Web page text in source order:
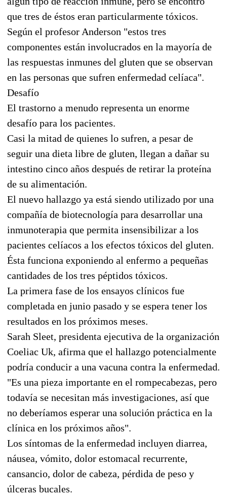
que tres de éstos eran particularmente tóxicos.
Según el profesor Anderson "estos tres
componentes están involucrados en la mayoría de
las respuestas inmunes del gluten que se observan
en las personas que sufren enfermedad celíaca".
Desafío
El trastorno a menudo representa un enorme
desafío para los pacientes.
Casi la mitad de quienes lo sufren, a pesar de
seguir una dieta libre de gluten, llegan a dañar su
intestino cinco años después de retirar la proteína
de su alimentación.
El nuevo hallazgo ya está siendo utilizado por una
compañía de biotecnología para desarrollar una
inmunoterapia que permita insensibilizar a los
pacientes celíacos a los efectos tóxicos del gluten.
Ésta funciona exponiendo al enfermo a pequeñas
cantidades de los tres péptidos tóxicos.
La primera fase de los ensayos clínicos fue
completada en junio pasado y se espera tener los
resultados en los próximos meses.
Sarah Sleet, presidenta ejecutiva de la organización
Coeliac Uk, afirma que el hallazgo potencialmente
podría conducir a una vacuna contra la enfermedad.
"Es una pieza importante en el rompecabezas, pero
todavía se necesitan más investigaciones, así que
no deberíamos esperar una solución práctica en la
clínica en los próximos años".
Los síntomas de la enfermedad incluyen diarrea,
náusea, vómito, dolor estomacal recurrente,
cansancio, dolor de cabeza, pérdida de peso y
úlceras bucales.